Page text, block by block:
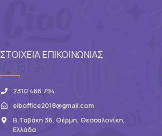
ΣΤΟΙΧΕΙΑ ΕΠΙΚΟΙΝΩΝΙΑΣ
2310 466 794
elboffice2018@gmail.com
Β.Ταβάκη 36, Θέρμη, Θεσσαλονίκη,
Ελλάδα